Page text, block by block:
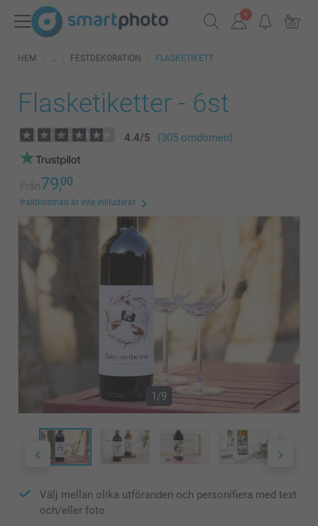
HEM FESTDEKORATION FLASKETIKETT
Flasketiketter - 6st
4.4/5 (305 omdömen)
Från79,00
fraktkostnad är inte inkluderat
1/9
Välj mellan olika utföranden och personifiera med text
och/eller foto